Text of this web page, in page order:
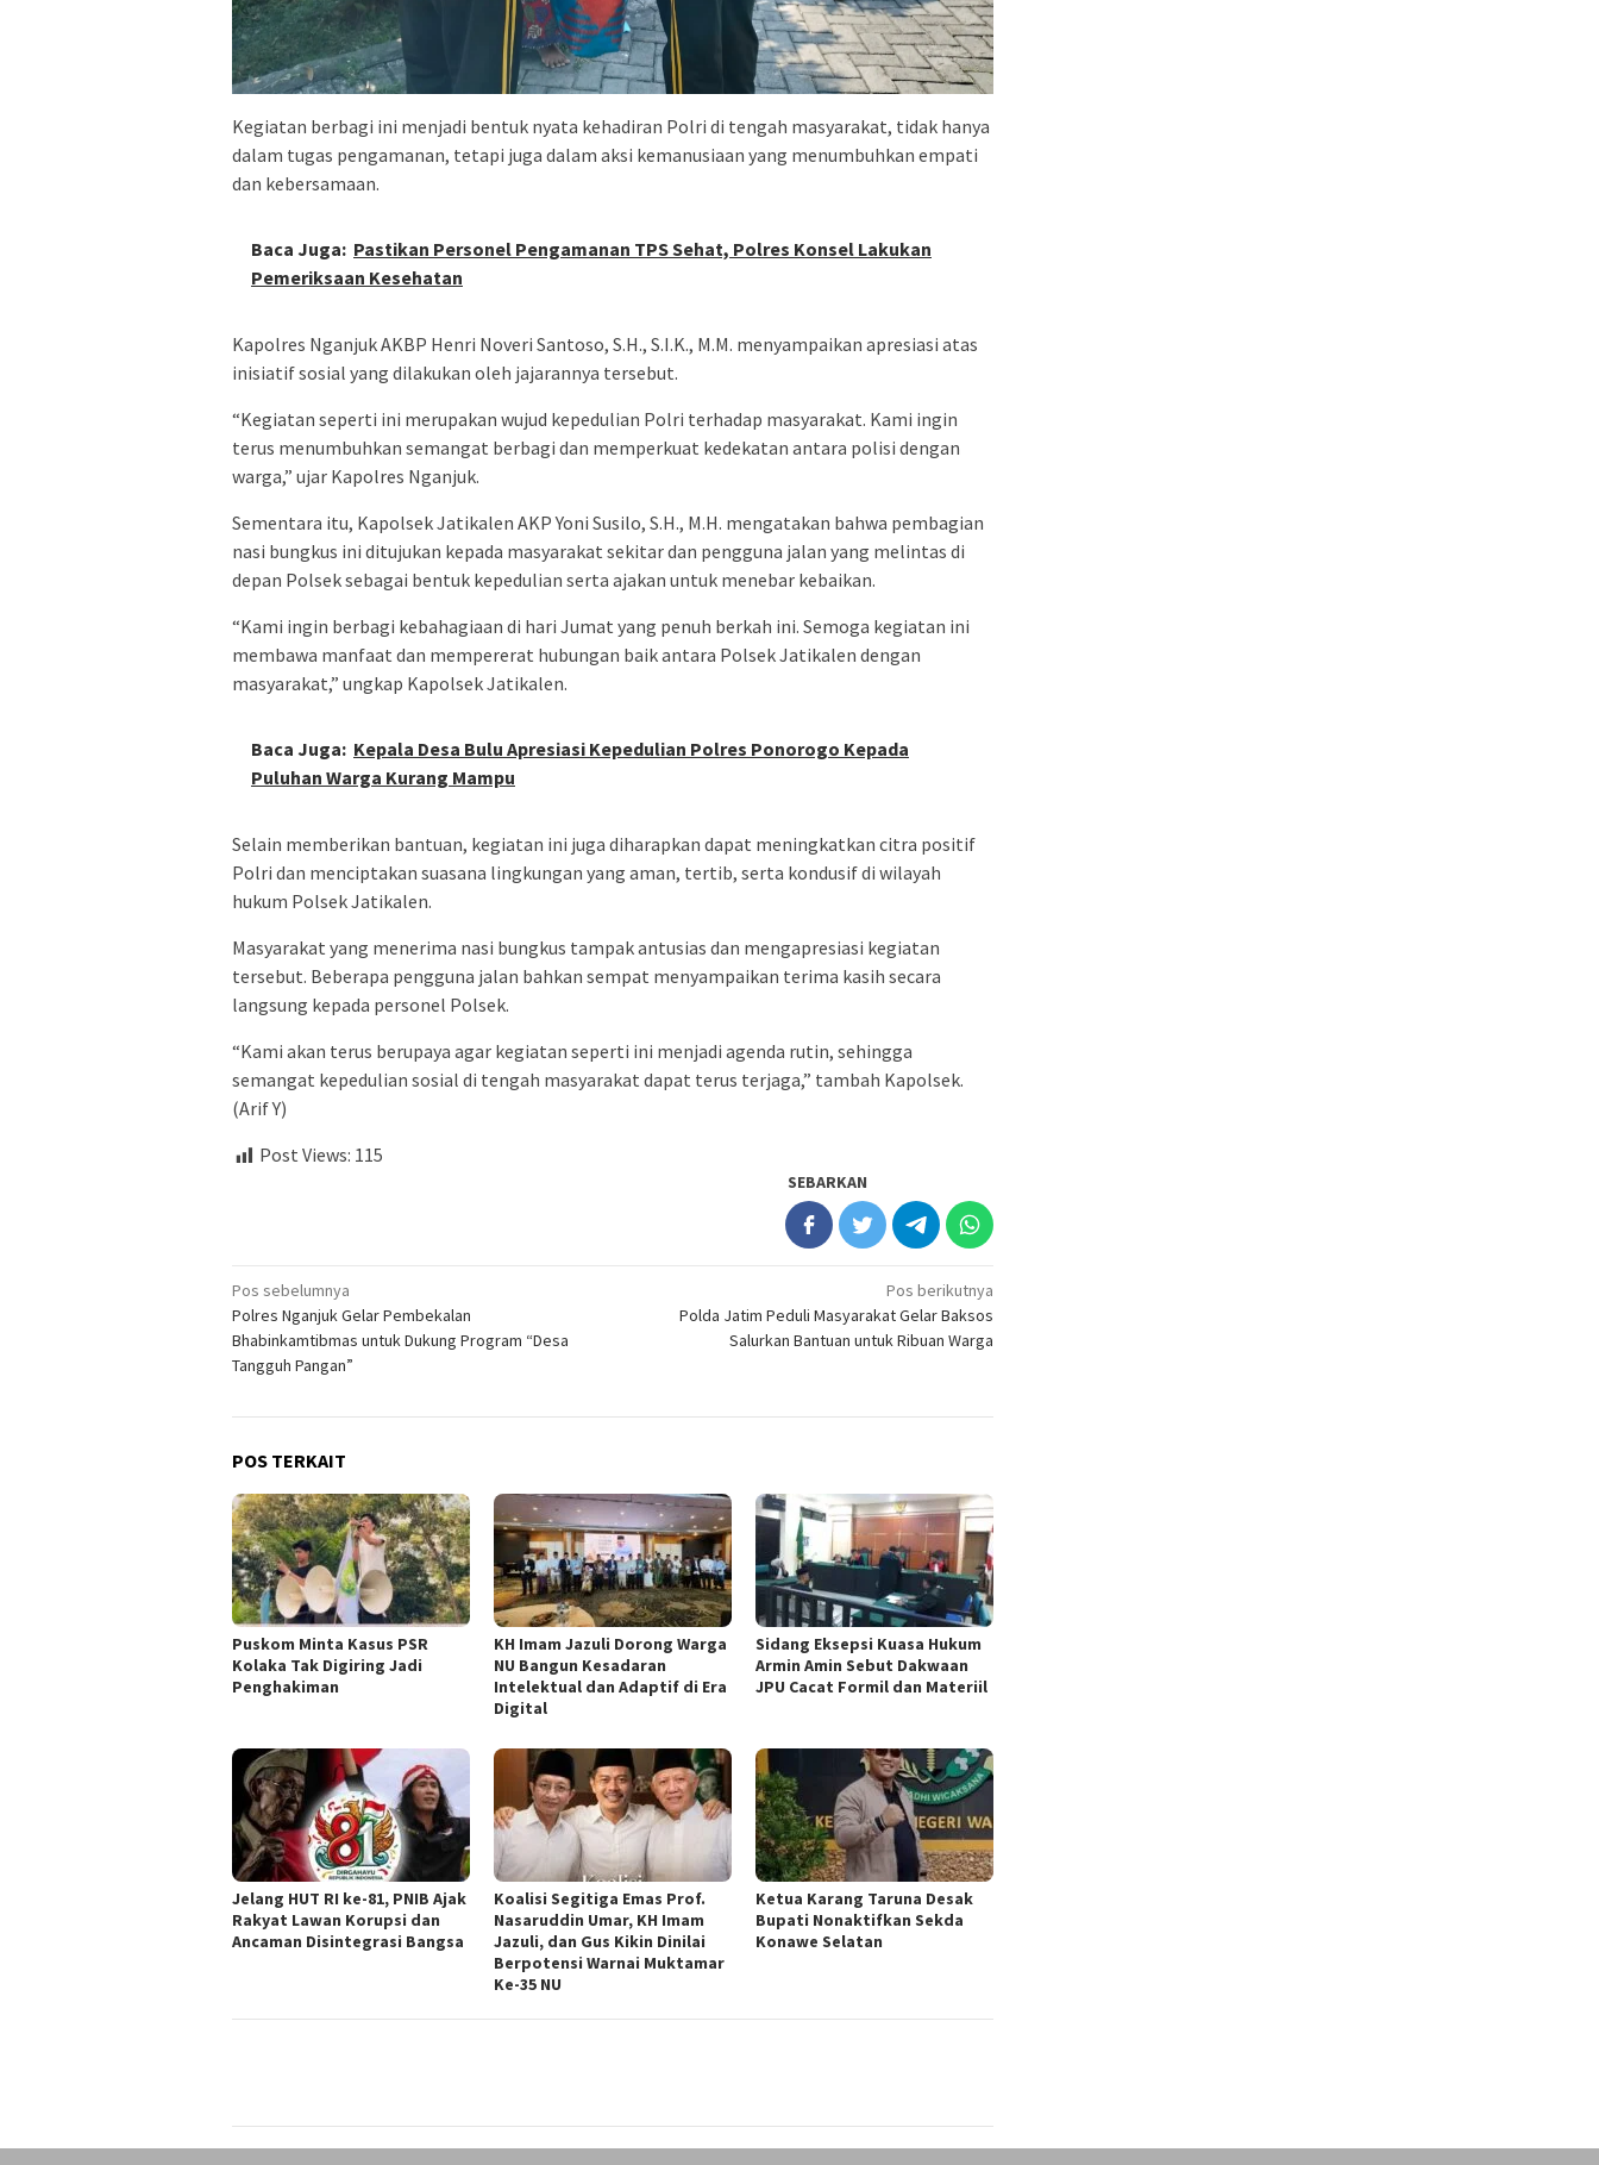
Kegiatan berbagi ini menjadi bentuk nyata kehadiran Polri di tengah masyarakat, tidak hanya
dalam tugas pengamanan, tetapi juga dalam aksi kemanusiaan yang menumbuhkan empati
dan kebersamaan.
Baca Juga: Pastikan Personel Pengamanan TPS Sehat, Polres Konsel Lakukan
Pemeriksaan Kesehatan
Kapolres Nganjuk AKBP Henri Noveri Santoso, S.H., S.I.K., M.M. menyampaikan apresiasi atas
inisiatif sosial yang dilakukan oleh jajarannya tersebut.
“Kegiatan seperti ini merupakan wujud kepedulian Polri terhadap masyarakat. Kami ingin
terus menumbuhkan semangat berbagi dan memperkuat kedekatan antara polisi dengan
warga,” ujar Kapolres Nganjuk.
Sementara itu, Kapolsek Jatikalen AKP Yoni Susilo, S.H., M.H. mengatakan bahwa pembagian
nasi bungkus ini ditujukan kepada masyarakat sekitar dan pengguna jalan yang melintas di
depan Polsek sebagai bentuk kepedulian serta ajakan untuk menebar kebaikan.
“Kami ingin berbagi kebahagiaan di hari Jumat yang penuh berkah ini. Semoga kegiatan ini
membawa manfaat dan mempererat hubungan baik antara Polsek Jatikalen dengan
masyarakat,” ungkap Kapolsek Jatikalen.
Baca Juga: Kepala Desa Bulu Apresiasi Kepedulian Polres Ponorogo Kepada
Puluhan Warga Kurang Mampu
Selain memberikan bantuan, kegiatan ini juga diharapkan dapat meningkatkan citra positif
Polri dan menciptakan suasana lingkungan yang aman, tertib, serta kondusif di wilayah
hukum Polsek Jatikalen.
Masyarakat yang menerima nasi bungkus tampak antusias dan mengapresiasi kegiatan
tersebut. Beberapa pengguna jalan bahkan sempat menyampaikan terima kasih secara
langsung kepada personel Polsek.
“Kami akan terus berupaya agar kegiatan seperti ini menjadi agenda rutin, sehingga
semangat kepedulian sosial di tengah masyarakat dapat terus terjaga,” tambah Kapolsek.
(Arif Y)
Post Views: 115
SEBARKAN
Navigasi
pos
Pos sebelumnya
Polres Nganjuk Gelar Pembekalan
Bhabinkamtibmas untuk Dukung Program “Desa
Tangguh Pangan”
Pos berikutnya
Polda Jatim Peduli Masyarakat Gelar Baksos
Salurkan Bantuan untuk Ribuan Warga
POS TERKAIT
‎Puskom Minta Kasus PSR
Kolaka Tak Digiring Jadi
Penghakiman
KH Imam Jazuli Dorong Warga
NU Bangun Kesadaran
Intelektual dan Adaptif di Era
Digital
‎Sidang Eksepsi Kuasa Hukum
Armin Amin Sebut Dakwaan
JPU Cacat Formil dan Materiil
Jelang HUT RI ke-81, PNIB Ajak
Rakyat Lawan Korupsi dan
Ancaman Disintegrasi Bangsa
Koalisi Segitiga Emas Prof.
Nasaruddin Umar, KH Imam
Jazuli, dan Gus Kikin Dinilai
Berpotensi Warnai Muktamar
Ke-35 NU
Ketua ‎Karang Taruna Desak
Bupati Nonaktifkan Sekda
Konawe Selatan